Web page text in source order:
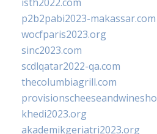
p2b2pabi2023-makassar.com
wocfparis2023.org
sinc2023.com
scdlqatar2022-qa.com
thecolumbiagrill.com
khedi2023.org
akademikgeriatri2023.org